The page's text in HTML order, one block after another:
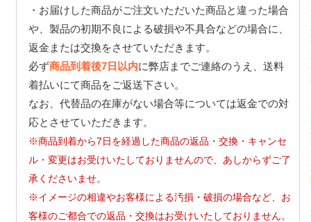
・お届けした商品がご注文いただいた商品と違った場合
や、製品の初期不良による破損や不具合などの場合に、
返金または交換をさせていただきます。
必ず商品到着後7日以内に弊店までご連絡のうえ、送料
着払いにて商品をご返送下さい。
なお、代替品の在庫がない場合等については返金での対
応とさせていただきます。
※商品到着から7日を経過した商品の返品・交換・キャンセ
ル・変更はお受けいたしておりませんので、あしからずご了
承くださいませ。
※イメージの相違やお客様による汚損・破損の場合など、お
客様のご都合での返品・交換はお受けいたしておりません。